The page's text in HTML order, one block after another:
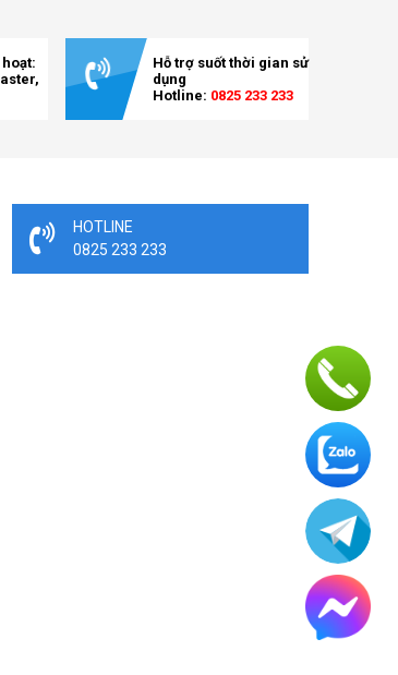
Hỗ trợ suốt thời gian sử
dụng
Hotline: 0825 233 233
HOTLINE
0825 233 233